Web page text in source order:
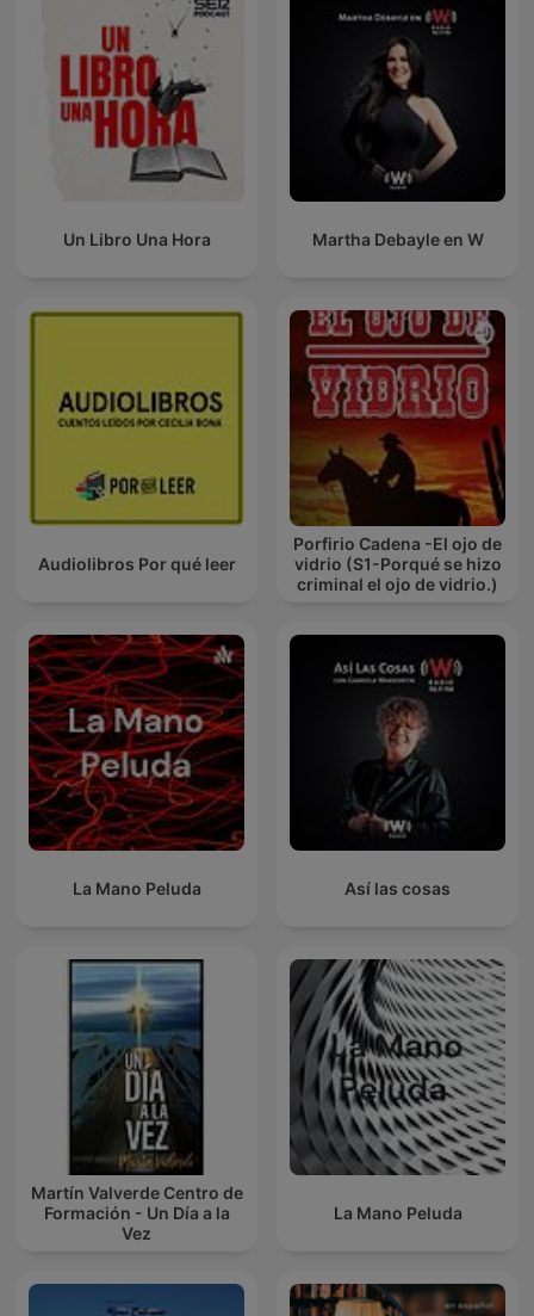
Un Libro Una Hora Martha Debayle en W
Audiolibros Por qué leer
Porfirio Cadena -El ojo de
vidrio (S1-Porqué se hizo
criminal el ojo de vidrio.)
La Mano Peluda Así las cosas
Martín Valverde Centro de
Formación - Un Día a la
Vez
La Mano Peluda